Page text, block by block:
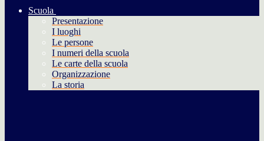
Scuola
Presentazione
I luoghi
Le persone
I numeri della scuola
Le carte della scuola
Organizzazione
La storia